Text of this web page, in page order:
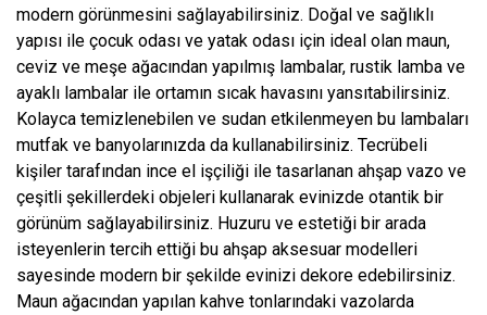
modern görünmesini sağlayabilirsiniz. Doğal ve sağlıklı
yapısı ile çocuk odası ve yatak odası için ideal olan maun,
ceviz ve meşe ağacından yapılmış lambalar, rustik lamba ve
ayaklı lambalar ile ortamın sıcak havasını yansıtabilirsiniz.
Kolayca temizlenebilen ve sudan etkilenmeyen bu lambaları
mutfak ve banyolarınızda da kullanabilirsiniz. Tecrübeli
kişiler tarafından ince el işçiliği ile tasarlanan ahşap vazo ve
çeşitli şekillerdeki objeleri kullanarak evinizde otantik bir
görünüm sağlayabilirsiniz. Huzuru ve estetiği bir arada
isteyenlerin tercih ettiği bu ahşap aksesuar modelleri
sayesinde modern bir şekilde evinizi dekore edebilirsiniz.
Maun ağacından yapılan kahve tonlarındaki vazolarda